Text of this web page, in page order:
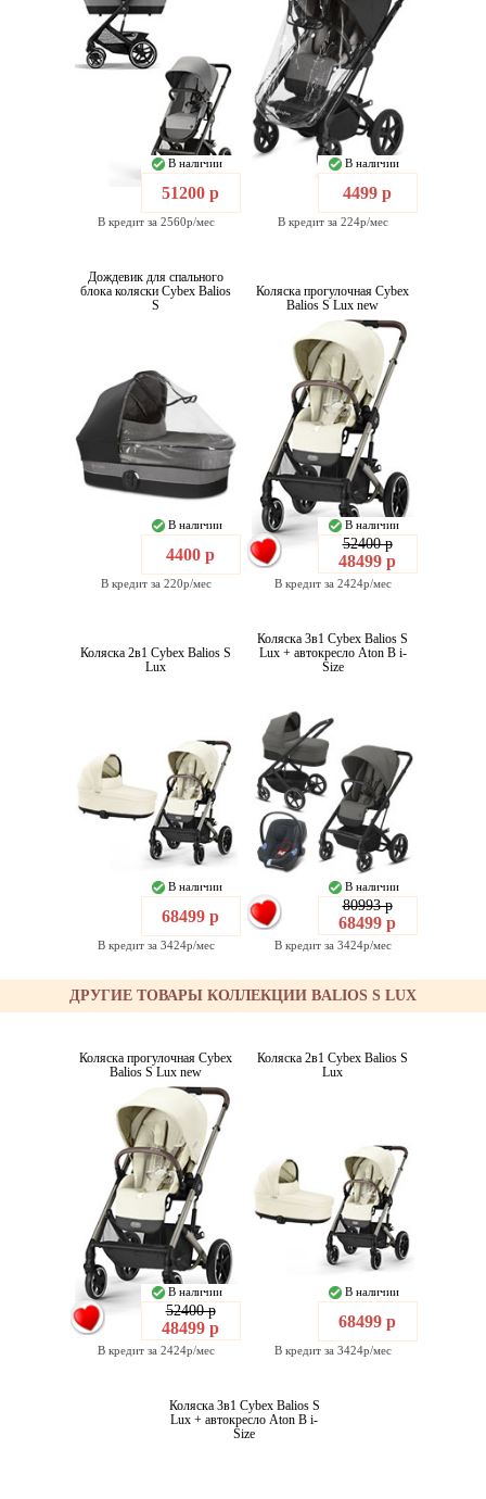
В наличии
51200 р
В кредит за 2560р/мес
В наличии
4499 р
В кредит за 224р/мес
Дождевик для спального
блока коляски Cybex Balios
S
В наличии
4400 р
В кредит за 220р/мес
Коляска прогулочная Cybex
Balios S Lux new
В наличии
52400 р
48499 р
В кредит за 2424р/мес
Коляска 2в1 Cybex Balios S
Lux
В наличии
68499 р
В кредит за 3424р/мес
Коляска 3в1 Cybex Balios S
Lux + автокресло Aton B i-
Size
В наличии
80993 р
68499 р
В кредит за 3424р/мес
ДРУГИЕ ТОВАРЫ КОЛЛЕКЦИИ BALIOS S LUX
Коляска прогулочная Cybex
Balios S Lux new
В наличии
52400 р
48499 р
В кредит за 2424р/мес
Коляска 2в1 Cybex Balios S
Lux
В наличии
68499 р
В кредит за 3424р/мес
Коляска 3в1 Cybex Balios S
Lux + автокресло Aton B i-
Size